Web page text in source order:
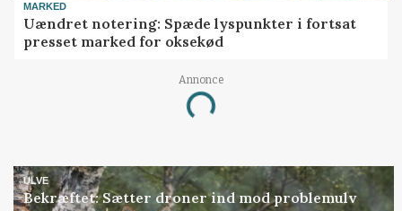
MARKED
Uændret notering: Spæde lyspunkter i fortsat
presset marked for oksekød
Annonce
Loading...
ULVE
Bekræftet: Sætter droner ind mod problemulv